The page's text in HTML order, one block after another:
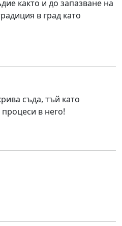
както и до запазване на
в град като
съда, тъй като
в него!